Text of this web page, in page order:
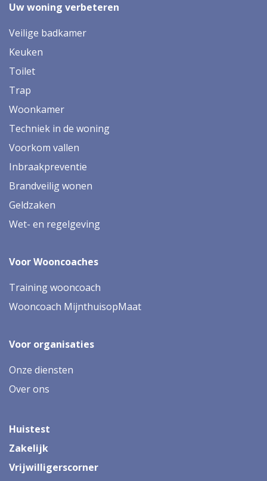
Uw woning verbeteren
Veilige badkamer
Keuken
Toilet
Trap
Woonkamer
Techniek in de woning
Voorkom vallen
Inbraakpreventie
Brandveilig wonen
Geldzaken
Wet- en regelgeving
Voor Wooncoaches
Training wooncoach
Wooncoach MijnthuisopMaat
Voor organisaties
Onze diensten
Over ons
Huistest
Zakelijk
Vrijwilligerscorner